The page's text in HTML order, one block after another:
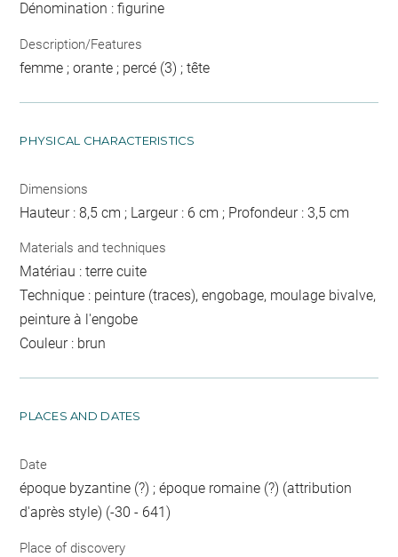
Dénomination : figurine
Description/Features
femme ; orante ; percé (3) ; tête
PHYSICAL CHARACTERISTICS
Dimensions
Hauteur : 8,5 cm ; Largeur : 6 cm ; Profondeur : 3,5 cm
Materials and techniques
Matériau : terre cuite
Technique : peinture (traces), engobage, moulage bivalve,
peinture à l'engobe
Couleur : brun
PLACES AND DATES
Date
époque byzantine (?) ; époque romaine (?) (attribution
d'après style) (-30 - 641)
Place of discovery